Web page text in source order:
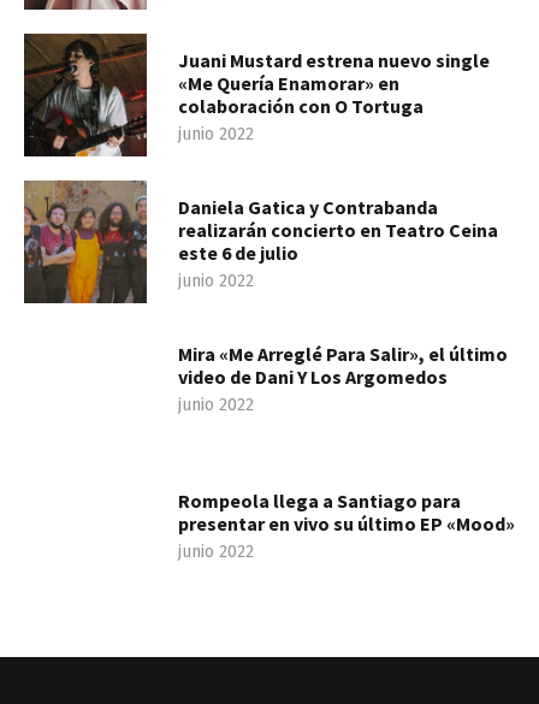
Juani Mustard estrena nuevo single
«Me Quería Enamorar» en
colaboración con O Tortuga
junio 2022
Daniela Gatica y Contrabanda
realizarán concierto en Teatro Ceina
este 6 de julio
junio 2022
Mira «Me Arreglé Para Salir», el último
video de Dani Y Los Argomedos
junio 2022
Rompeola llega a Santiago para
presentar en vivo su último EP «Mood»
junio 2022